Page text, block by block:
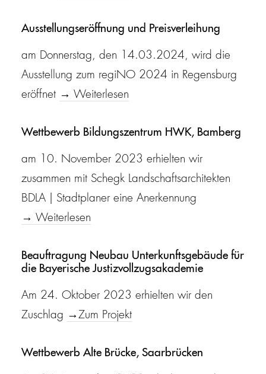
Ausstellungseröffnung und Preisverleihung
am Donnerstag, den 14.03.2024, wird die
Ausstellung zum regiNO 2024 in Regensburg
eröffnet → Weiterlesen
Wettbewerb Bildungszentrum HWK, Bamberg
am 10. November 2023 erhielten wir
zusammen mit Schegk Landschaftsarchitekten
BDLA | Stadtplaner eine Anerkennung
→ Weiterlesen
Beauftragung Neubau Unterkunftsgebäude für
die Bayerische Justizvollzugsakademie
Am 24. Oktober 2023 erhielten wir den
Zuschlag →Zum Projekt
Wettbewerb Alte Brücke, Saarbrücken